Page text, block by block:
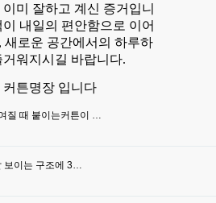
미 잘하고 계신 증거입니
내일의 편안함으로 이어
새로운 공간에서의 하루하
거워지시길 바랍니다.
커튼명장 입니다
질 때 붙이는커튼이 …
보이는 구조에 3…